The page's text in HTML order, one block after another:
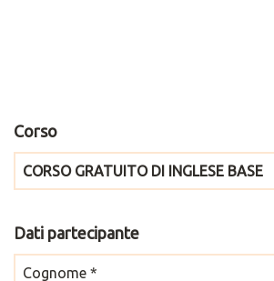
Corso
Dati partecipante